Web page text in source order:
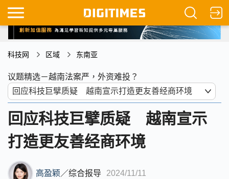
科技网 区域 东南亚
议题精选－越南法案严，外资难投？
回应科技巨擘质疑 越南宣示
打造更友善经商环境
高盈颖／综合报导 2024/11/11